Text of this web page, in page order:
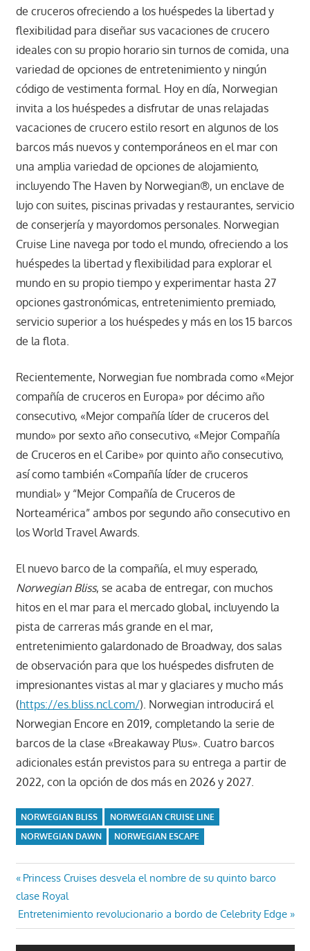
de cruceros ofreciendo a los huéspedes la libertad y
flexibilidad para diseñar sus vacaciones de crucero
ideales con su propio horario sin turnos de comida, una
variedad de opciones de entretenimiento y ningún
código de vestimenta formal. Hoy en día, Norwegian
invita a los huéspedes a disfrutar de unas relajadas
vacaciones de crucero estilo resort en algunos de los
barcos más nuevos y contemporáneos en el mar con
una amplia variedad de opciones de alojamiento,
incluyendo The Haven by Norwegian®, un enclave de
lujo con suites, piscinas privadas y restaurantes, servicio
de conserjería y mayordomos personales. Norwegian
Cruise Line navega por todo el mundo, ofreciendo a los
huéspedes la libertad y flexibilidad para explorar el
mundo en su propio tiempo y experimentar hasta 27
opciones gastronómicas, entretenimiento premiado,
servicio superior a los huéspedes y más en los 15 barcos
de la flota.
Recientemente, Norwegian fue nombrada como «Mejor
compañía de cruceros en Europa» por décimo año
consecutivo, «Mejor compañía líder de cruceros del
mundo» por sexto año consecutivo, «Mejor Compañía
de Cruceros en el Caribe» por quinto año consecutivo,
así como también «Compañía líder de cruceros
mundial» y “Mejor Compañía de Cruceros de
Norteamérica” ambos por segundo año consecutivo en
los World Travel Awards.
El nuevo barco de la compañía, el muy esperado,
Norwegian Bliss, se acaba de entregar, con muchos
hitos en el mar para el mercado global, incluyendo la
pista de carreras más grande en el mar,
entretenimiento galardonado de Broadway, dos salas
de observación para que los huéspedes disfruten de
impresionantes vistas al mar y glaciares y mucho más
(https://es.bliss.ncl.com/). Norwegian introducirá el
Norwegian Encore en 2019, completando la serie de
barcos de la clase «Breakaway Plus». Cuatro barcos
adicionales están previstos para su entrega a partir de
2022, con la opción de dos más en 2026 y 2027.
NORWEGIAN BLISS
NORWEGIAN CRUISE LINE
NORWEGIAN DAWN
NORWEGIAN ESCAPE
Navegación
de
entradas
Entrada
anterior:
Princess Cruises desvela el nombre de su quinto barco
clase Royal
Entrada
siguiente:
Entretenimiento revolucionario a bordo de Celebrity Edge